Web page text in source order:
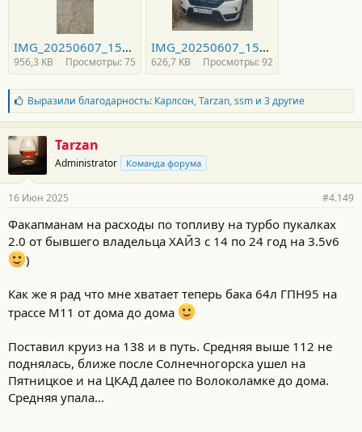
IMG_20250607_153259.jpg
956,3 KB Просмотры: 75
IMG_20250607_153240_1.jpg
626,7 KB Просмотры: 92
Б
л
а
г
о
д
а
н
с
т
и
:
Выразили благодарность: Карлсон,Tarzan,ssmи 3 другие
Tarzan
Administrator Команда форума
16 Июн 2025 #4.149
Факапманам на расходы по топливу на турбо пукалках
2.0 от бывшего владельца ХАЙ3 с 14 по 24 год на 3.5v6
)
Как же я рад что мне хватает теперь бака 64л ГПН95 на
трассе М11 от дома до дома
Поставил круиз на 138 и в путь. Средняя выше 112 не
поднялась, ближе после Солнечногорска ушел на
Пятницкое и на ЦКАД далее по Волоколамке до дома.
Средняя упала...